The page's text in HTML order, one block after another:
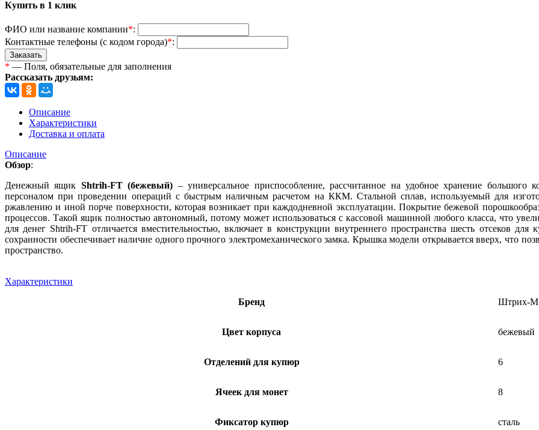
Купить в 1 клик
ФИО или название компании*:
Контактные телефоны (с кодом города)*:
Заказать
* — Поля, обязательные для заполнения
Рассказать друзьям:
Описание
Характеристики
Доставка и оплата
Описание
Обзор:
Денежный ящик Shtrih-FT (бежевый) – универсальное приспособление, рассчитанное на удобное хранение большого
персоналом при проведении операций с быстрым наличным расчетом на ККМ. Стальной сплав, используемый для
ржавлению и иной порче поверхности, которая возникает при каждодневной эксплуатации. Покрытие бежевой
процессов. Такой ящик полностью автономный, потому может использоваться с кассовой машинной любого класса, что
для денег Shtrih-FT отличается вместительностью, включает в конструкции внутреннего пространства шесть отсеков
сохранности обеспечивает наличие одного прочного электромеханического замка. Крышка модели открывается вверх, что
пространство.
Характеристики
Бренд
Штрих-М
Цвет корпуса бежевый
Отделений для купюр 6
Ячеек для монет 8
Фиксатор купюр сталь